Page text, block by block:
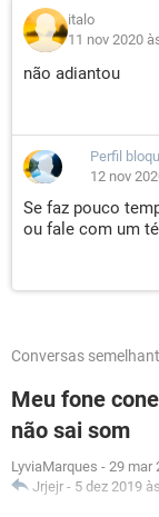
italo
11 nov 2020
não adiantou
Perfil
12 nov
Se faz pouco
ou fale com um
Conversas
Meu fone
não sai som
LyviaMarques - 29 mar
Jrjejr - 5 dez 2019